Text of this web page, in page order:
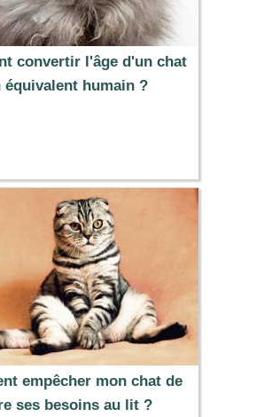
convertir l'âge d'un chat
équivalent humain ?
empêcher mon chat de
ses besoins au lit ?